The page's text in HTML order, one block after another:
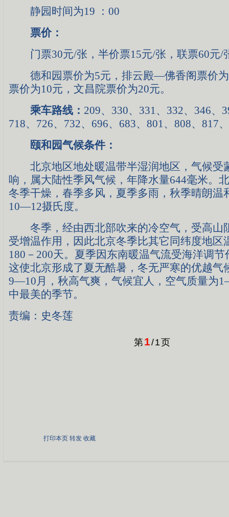
静园时间为19 ：00
票价：
门票30元/张，半价票15元/张，联票60元/
德和园票价为5元，排云殿—佛香阁票价为
票价为10元，文昌院票价为20元。
乘车路线： 209、330、331、332、346、
718、726、732、696、683、801、808、817
颐和园气候条件：
北京地区地处暖温带半湿润地区，气候受
响，属大陆性季风气候，年降水量644毫米。
冬季干燥，春季多风，夏季多雨，秋季晴朗温
10—12摄氏度。
冬季，经由西北部吹来的冷空气，受高山
受增温作用，因此北京冬季比其它同纬度地区
180－200天。夏季因东南暖温气流受海洋调
这使北京形成了夏无酷暑，冬无严寒的优越气
9—10月，秋高气爽，气候宜人，空气质量为
中最美的季节。
责编：史冬莲
第1/1页
打印本页 转发 收藏